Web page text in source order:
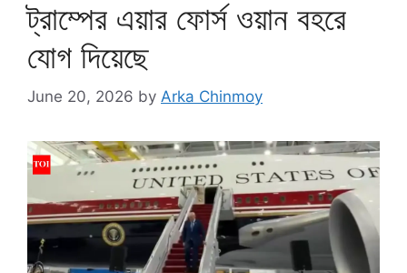
ট্রাম্পের এয়ার ফোর্স ওয়ান বহরে
যোগ দিয়েছে
June 20, 2026 by Arka Chinmoy